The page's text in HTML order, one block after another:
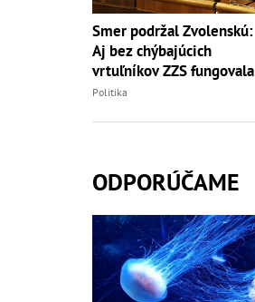
Smer podržal Zvolenskú:
Aj bez chýbajúcich
vrtuľníkov ZZS fungovala
Politika
ODPORÚČAME